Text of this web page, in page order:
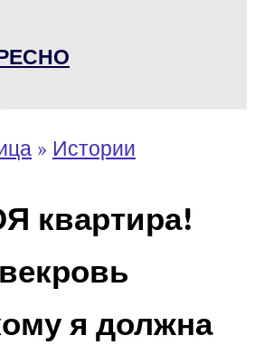
» Истории
квартира!
я должна